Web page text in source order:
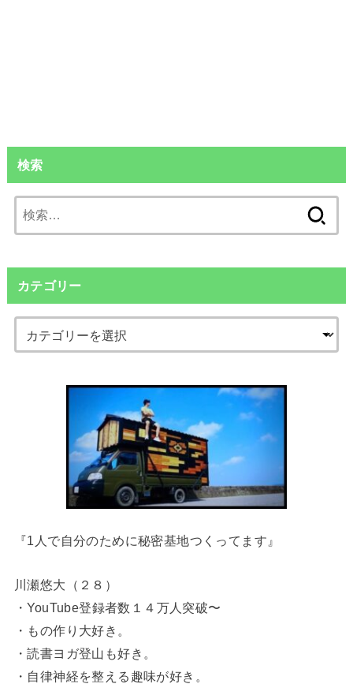
検索
索:
カテゴリー
『1人で自分のために秘密基地つくってます』
川瀬悠大（２８）
・YouTube登録者数１４万人突破〜
・もの作り大好き。
・読書ヨガ登山も好き。
・自律神経を整える趣味が好き。